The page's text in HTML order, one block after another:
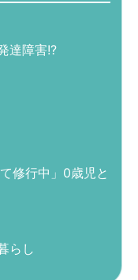
達障害!?
修行中」0歳児と
らし